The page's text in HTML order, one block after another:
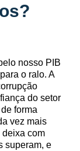
nosso PIB
o ralo. A
do setor
forma
vez mais
deixa com
superam, e